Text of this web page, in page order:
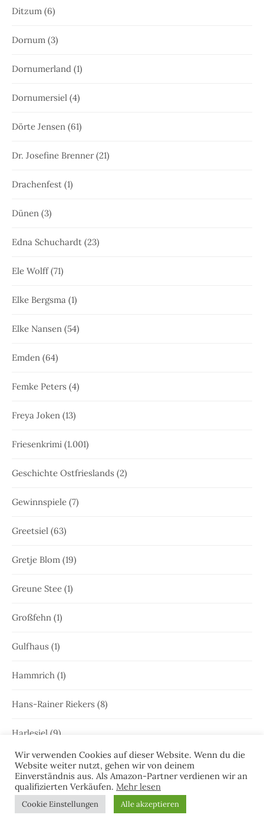
Ditzum (6)
Dornum (3)
Dornumerland (1)
Dornumersiel (4)
Dörte Jensen (61)
Dr. Josefine Brenner(21)
Drachenfest (1)
Dünen (3)
Edna Schuchardt (23)
Ele Wolff(71)
Elke Bergsma (1)
Elke Nansen (54)
Emden (64)
Femke Peters (4)
Freya Joken (13)
Friesenkrimi (1.001)
Geschichte Ostfrieslands (2)
Gewinnspiele (7)
Greetsiel (63)
Gretje Blom (19)
Greune Stee (1)
Großfehn (1)
Gulfhaus (1)
Hammrich (1)
Hans-Rainer Riekers (8)
Harlesiel (9)
Hauke Holjansen(5)
Hedda Böttcher(23)
Wir verwenden Cookies auf dieser Website. Wenn du die
Website weiter nutzt, gehen wir von deinem
Einverständnis aus. Als Amazon-Partner verdienen wir an
qualifizierten Verkäufen. Mehr lesen
Cookie Einstellungen Alle akzeptieren